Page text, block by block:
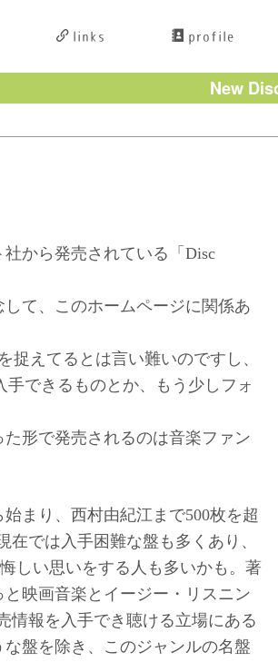
links profile
New
から発売されている「Disc
て、このホームページに関係あ
捉えてるとは言い難いのですし、
できるものとか、もう少しフォ
形で発売されるのは音楽ファン
まり、西村由紀江まで500枚を超
では入手困難な盤も多くあり、
しい思いをする人も多いかも。著
映画音楽とイージー・リスニン
情報を入手でき聴ける立場にある
盤を除き、このジャンルの名盤